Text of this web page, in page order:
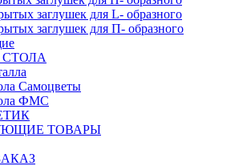
заглушек для L- образного
заглушек для П- образного
Самоцветы
ФМС
ТОВАРЫ